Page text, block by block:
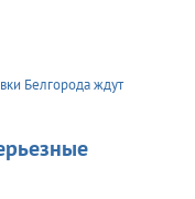
Белгорода ждут